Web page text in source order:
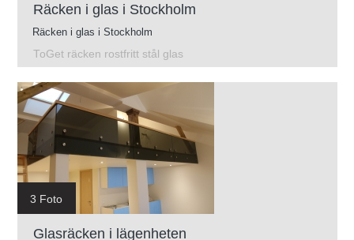
Räcken i glas i Stockholm
Räcken i glas i Stockholm
ToGet räcken rostfritt stål glas
3 Foto
Glasräcken i lägenheten